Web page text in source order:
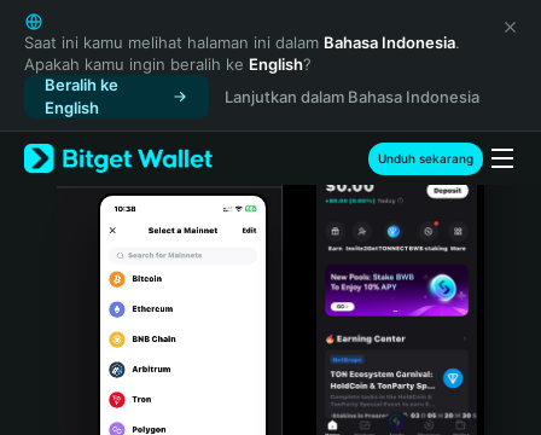
English
日本語
Tiếng Việt
Русский
Español (Latinoamérica)
Türkçe
Italiano
Português (Portugal)
Bahasa Indonesia
Saat ini kamu melihat halaman ini dalam Bahasa Indonesia.
Apakah kamu ingin beralih ke English?
Beralih ke
English
Lanjutkan dalam Bahasa Indonesia
Unduh sekarang